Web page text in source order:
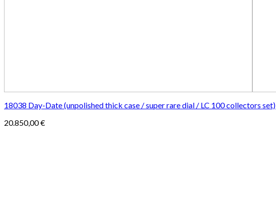
18038 Day-Date (unpolished thick case / super rare dial / LC 100 collectors set)
20.850,00€